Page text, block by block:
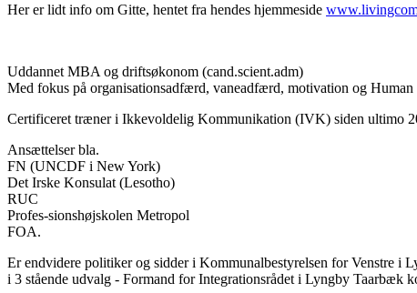
Her er lidt info om Gitte, hentet fra hendes hjemmeside
Uddannet MBA og driftsøkonom (cand.scient.adm)
Med fokus på organisationsadfærd, vaneadfærd, motivation og
Certificeret træner i Ikkevoldelig Kommunikation (IVK) siden ultimo
Ansættelser bla.
FN (UNCDF i New York)
Det Irske Konsulat (Lesotho)
RUC
Profes-sionshøjskolen Metropol
FOA.
Er endvidere politiker og sidder i Kommunalbestyrelsen for Venstre i
i 3 stående udvalg - Formand for Integrationsrådet i Lyngby Taarbæk